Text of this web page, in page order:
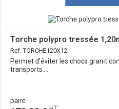
Torche polypro tressée
Ref. TORCHE120X12
Permet d’éviter les chocs granit
transports....
paire